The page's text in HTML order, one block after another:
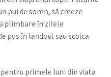
pui de somn, să creeze
plimbare în zilele
pus în landoul sau scoica
primele luni din viata